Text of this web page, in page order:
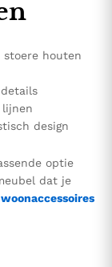
houten
lijnen
design
optie
dat je
woonaccessoires